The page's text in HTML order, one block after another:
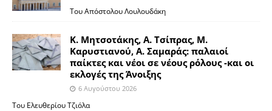
Του Απόστολου Λουλουδάκη
Κ. Μητσοτάκης, Α. Τσίπρας, Μ.
Καρυστιανού, Α. Σαμαράς: παλαιοί
παίκτες και νέοι σε νέους ρόλους -και οι
εκλογές της Άνοιξης
6 Αυγούστου 2026
Του Ελευθερίου Τζιόλα